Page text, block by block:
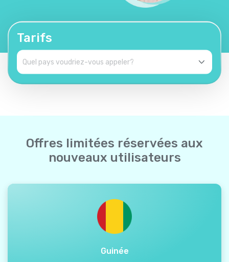
Tarifs
Offres limitées réservées aux
nouveaux utilisateurs
Guinée